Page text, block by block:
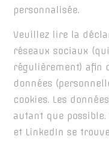
personnalisée.
Veuillez lire la
réseaux sociaux
régulièrement) afin
données
cookies. Les
autant que possible.
et LinkedIn se